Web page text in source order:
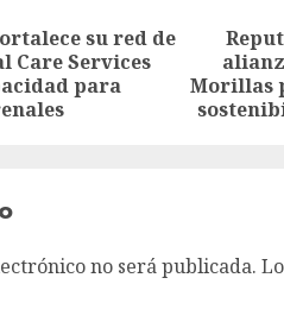
Previous
post:
su red de
Care Services
para
Next
post:
Morillas
no será publicada.